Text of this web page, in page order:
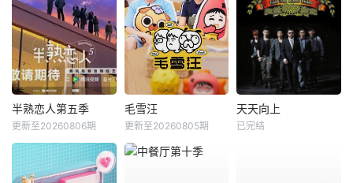
半熟恋人第五季
更新至20260806期
毛雪汪
更新至20260805期
天天向上
已完结